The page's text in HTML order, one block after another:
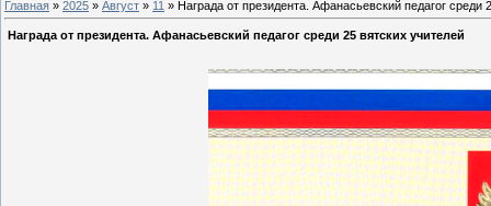
Главная » 2025 » Август » 11 » Награда от президента. Афанасьевский педагог среди
Награда от президента. Афанасьевский педагог среди 25 вятских учителей